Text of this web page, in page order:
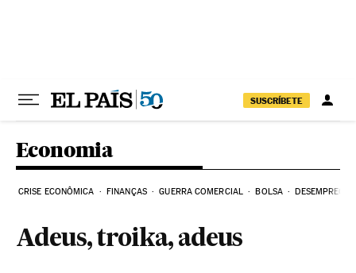
SUSCRÍBETE
Economia
CRISE ECONÔMICA FINANÇAS GUERRA COMERCIAL BOLSA DESEMPREGO
Adeus, troika, adeus